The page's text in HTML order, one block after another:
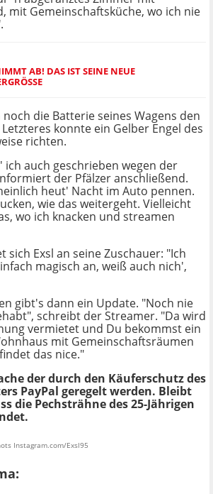
mit Gemeinschaftsküche, wo ich nie
AB! DAS IST SEINE NEUE
die Batterie seines Wagens den
konnte ein Gelber Engel des
richten.
ich auch geschrieben wegen der
der Pfälzer anschließend.
heut' Nacht im Auto pennen.
wie das weitergeht. Vielleicht
wo ich knacken und streamen
sich Exsl an seine Zuschauer: "Ich
magisch an, weiß auch nich',
gibt's dann ein Update. "Noch nie
schreibt der Streamer. "Da wird
vermietet und Du bekommst ein
mit Gemeinschaftsräumen
das nice."
der durch den Käuferschutz des
PayPal geregelt werden. Bleibt
die Pechsträhne des 25-Jährigen
Instagram.com/Exsl95